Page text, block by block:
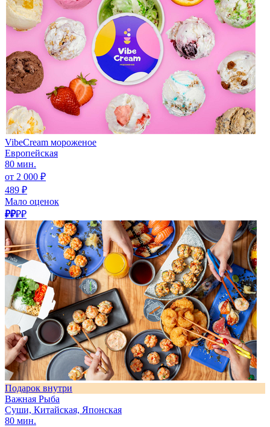
VibeCream мороженое
Европейская
80 мин.
от 2 000 ₽
489 ₽
Мало оценок
₽₽₽₽
Подарок внутри
Важная Рыба
Суши, Китайская, Японская
80 мин.